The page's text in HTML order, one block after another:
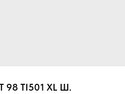
98 TI501 XL Ш.